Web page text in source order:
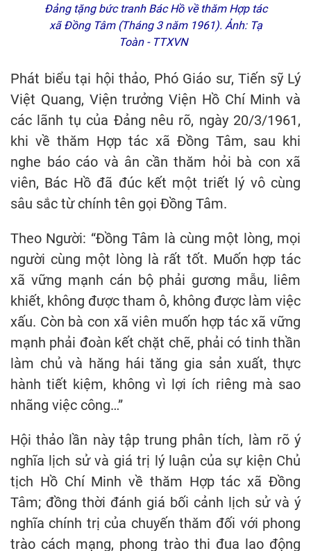
Đảng tặng bức tranh Bác Hồ về thăm Hợp tác
xã Đồng Tâm (Tháng 3 năm 1961). Ảnh: Tạ
Toàn - TTXVN
Phát biểu tại hội thảo, Phó Giáo sư, Tiến sỹ Lý
Việt Quang, Viện trưởng Viện Hồ Chí Minh và
các lãnh tụ của Đảng nêu rõ, ngày 20/3/1961,
khi về thăm Hợp tác xã Đồng Tâm, sau khi
nghe báo cáo và ân cần thăm hỏi bà con xã
viên, Bác Hồ đã đúc kết một triết lý vô cùng
sâu sắc từ chính tên gọi Đồng Tâm.
Theo Người: “Đồng Tâm là cùng một lòng, mọi
người cùng một lòng là rất tốt. Muốn hợp tác
xã vững mạnh cán bộ phải gương mẫu, liêm
khiết, không được tham ô, không được làm việc
xấu. Còn bà con xã viên muốn hợp tác xã vững
mạnh phải đoàn kết chặt chẽ, phải có tinh thần
làm chủ và hăng hái tăng gia sản xuất, thực
hành tiết kiệm, không vì lợi ích riêng mà sao
nhãng việc công…”
Hội thảo lần này tập trung phân tích, làm rõ ý
nghĩa lịch sử và giá trị lý luận của sự kiện Chủ
tịch Hồ Chí Minh về thăm Hợp tác xã Đồng
Tâm; đồng thời đánh giá bối cảnh lịch sử và ý
nghĩa chính trị của chuyến thăm đối với phong
trào cách mạng, phong trào thi đua lao động